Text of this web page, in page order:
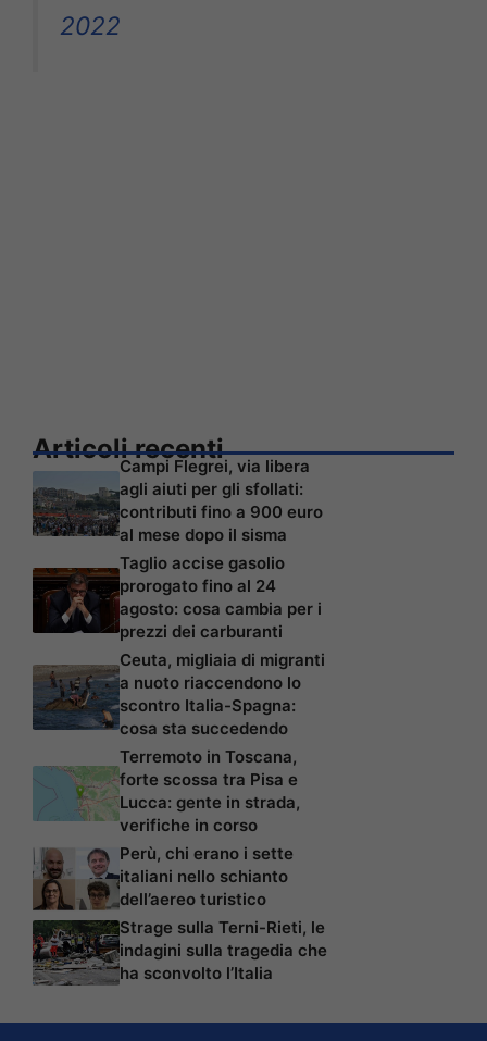
2022
Articoli recenti
Campi Flegrei, via libera
agli aiuti per gli sfollati:
contributi fino a 900 euro
al mese dopo il sisma
Taglio accise gasolio
prorogato fino al 24
agosto: cosa cambia per i
prezzi dei carburanti
Ceuta, migliaia di migranti
a nuoto riaccendono lo
scontro Italia-Spagna:
cosa sta succedendo
Terremoto in Toscana,
forte scossa tra Pisa e
Lucca: gente in strada,
verifiche in corso
Perù, chi erano i sette
italiani nello schianto
dell’aereo turistico
Strage sulla Terni-Rieti, le
indagini sulla tragedia che
ha sconvolto l’Italia